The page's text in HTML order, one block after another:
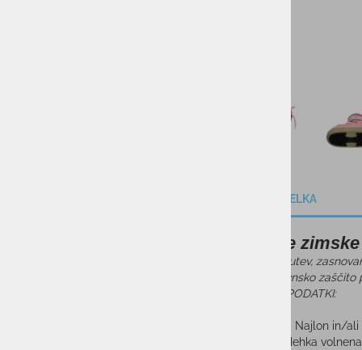
OPIS IZDELKA
Otroške
Bressan obutev,
Ponuja vrhunsko
TEHNIČNI PODATKI:
Zgornji del : Najlon in/
Podloga : Mehka